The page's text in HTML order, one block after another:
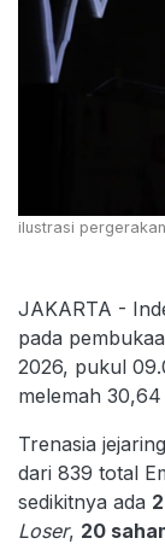
ilustrasi
JAKARTA -
pada
2026, pukul
melemah
Trenasia jejaring
dari 839 total
sedikitnya ada
Loser, 20